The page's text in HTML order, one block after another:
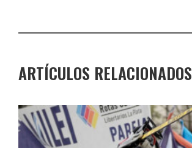
ARTÍCULOS RELACIONADOS